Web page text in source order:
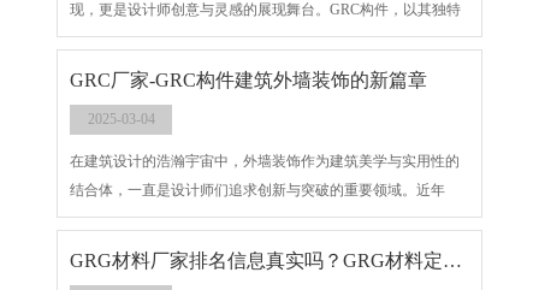
现，更是设计师创意与灵感的展现舞台。GRC构件，以其独特
的材质特性、性能表现以及无限的创意空间，正成为打造个性
化外墙装饰的理想选择。本文将深入探讨GRC构件如何突破传
验。
GRC厂家-GRC构件建筑外墙装饰的新篇章
2025-03-04
在建筑设计的浩瀚宇宙中，外墙装饰作为建筑美学与实用性的
结合体，一直是设计师们追求创新与突破的重要领域。近年
来，GRC（Glassfiber Reinforced Concrete，玻璃纤维增强混凝
土）构件以其独特的材质特性、性能表现以及无限的创意空
GRG材料厂家排名信息真实吗？GRG材料定制哪家好